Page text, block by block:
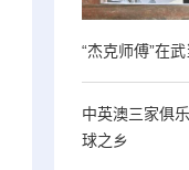
“杰克师傅”在
中英澳三家俱
球之乡